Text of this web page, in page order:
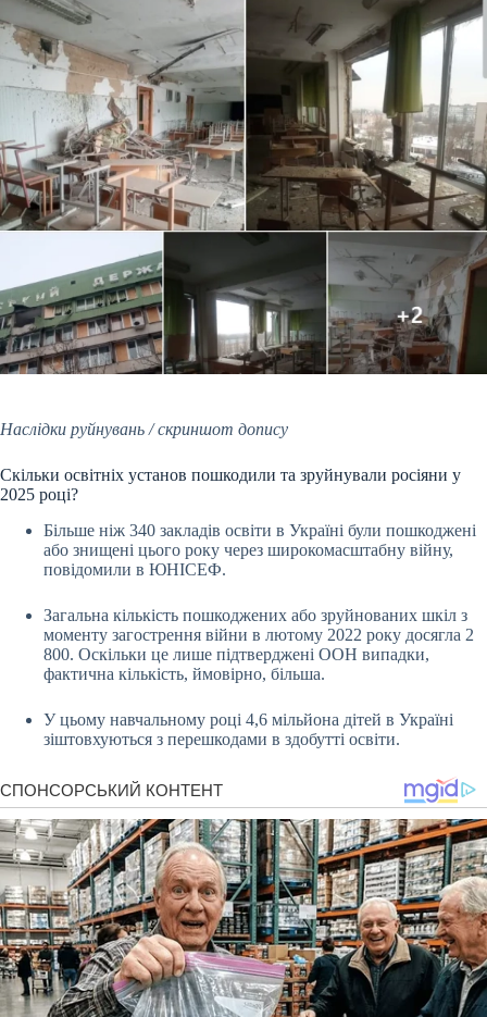
Наслідки руйнувань / скриншот допису
Скільки освітніх установ пошкодили та зруйнували росіяни у
2025 році?
Більше ніж 340 закладів освіти в Україні були пошкоджені
або знищені цього року через широкомасштабну війну,
повідомили в ЮНІСЕФ.
Загальна кількість пошкоджених або зруйнованих шкіл з
моменту загострення війни в лютому 2022 року досягла 2
800. Оскільки це лише підтверджені ООН випадки,
фактична кількість, ймовірно, більша.
У цьому навчальному році 4,6 мільйона дітей в Україні
зіштовхуються з перешкодами в здобутті освіти.